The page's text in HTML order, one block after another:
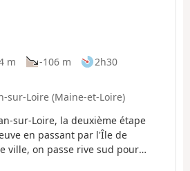
de cette première journée.
m -106 m
2h30
sur-Loire (Maine-et-Loire)
sur-Loire, la deuxième étape
en passant par l'Île de
ville, on passe rive sud pour